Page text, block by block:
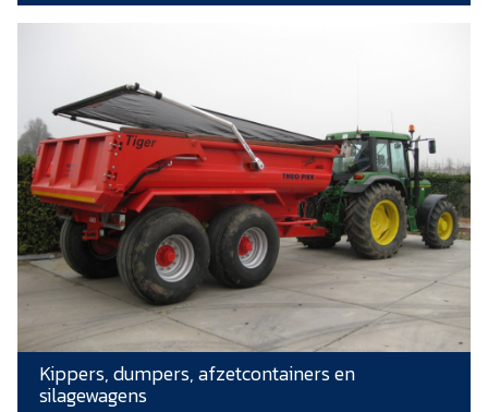
Kippers, dumpers, afzetcontainers en
silagewagens